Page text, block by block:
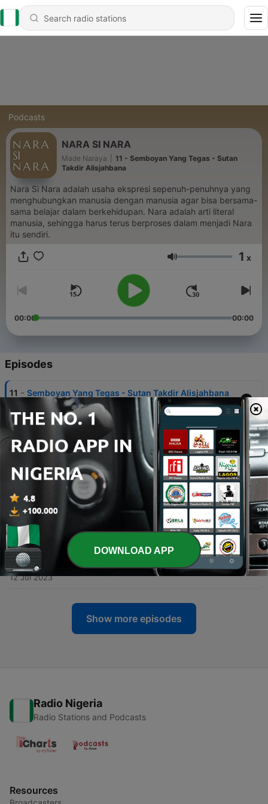
Podcasts
NARA SI NARA
Made Naraya
11 - Semboyan Yang Tegas - Sutan
Takdir Alisjahbana
Nara Si Nara adalah usaha ekspresi sepenuh-penuhnya yang
menghubungkan manusia dengan manusia agar bisa bersama-
sama belajar dalam berkehidupan. Nara adalah arti literal
manusia, sehingga harus terus berproses dalam menjadi Nara
itu sendiri.
Volume 1 x
00:00 00:00
Episodes
11 - Semboyan Yang Tegas - Sutan Takdir Alisjahbana
17 Jul 2023
10 Sambungan Zaman - Poerbatjaraka
16 Jul 2023
9 - Menuju Masyarakat dan Kebudayaan Baru (II) -
Sutan Takdir Alisjahbana
14 Jul 2023
8 - Persatuan Indonesia - Sanusi Pane
13 Jul 2023
7 - Menuju Masyarakat dan Kebudayaan Baru - Sutan
Takdir Alisjahbana
12 Jul 2023
Show more episodes
Radio Nigeria
Radio Stations and Podcasts
Resources
DOWNLOAD APP